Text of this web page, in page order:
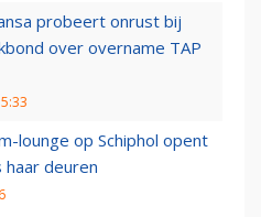
probeert onrust bij
over overname TAP
lounge op Schiphol opent
deuren